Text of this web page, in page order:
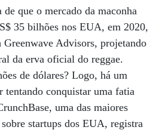
que o mercado da maconha
35 bilhões nos EUA, em 2020,
Greenwave Advisors, projetando
da erva oficial do reggae.
de dólares? Logo, há um
tentando conquistar uma fatia
uma das maiores
startups dos EUA, registra